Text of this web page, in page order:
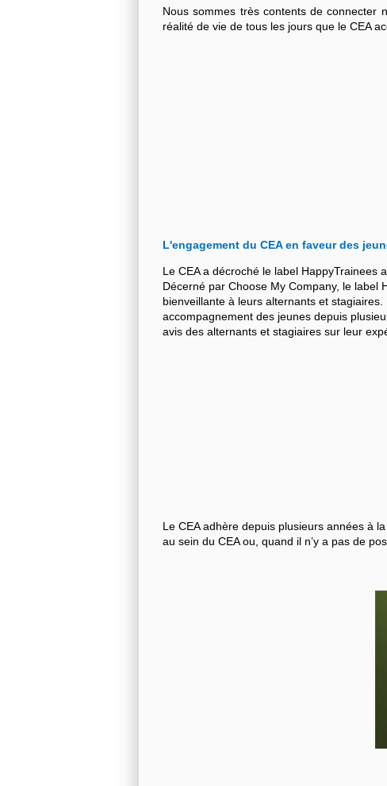
Nous sommes très contents de connecter
réalité de vie de tous les jours que le CEA
L'engagement du CEA en faveur des
Le CEA a décroché le label HappyTrainees
Décerné par Choose My Company, le label
bienveillante à leurs alternants et
accompagnement des jeunes depuis
avis des alternants et stagiaires sur leur
Le CEA adhère depuis plusieurs années à
au sein du CEA ou, quand il n’y a pas de